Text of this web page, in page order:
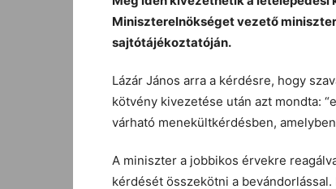
Miniszterelnökséget vezető
sajtótájékoztatóján.
Lázár János arra a kérdésre, hogy
kötvény kivezetése után azt mondta:
várható menekültkérdésben,
A miniszter a jobbikos érvekre
kérdését összekötni a